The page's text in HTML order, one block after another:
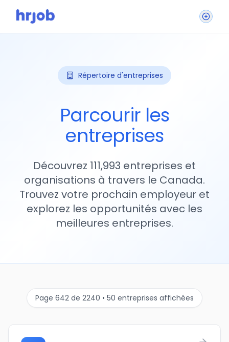
Répertoire d'entreprises
Parcourir les
entreprises
Découvrez 111,993 entreprises et
organisations à travers le Canada.
Trouvez votre prochain employeur et
explorez les opportunités avec les
meilleures entreprises.
Page 642 de 2240 • 50 entreprises affichées